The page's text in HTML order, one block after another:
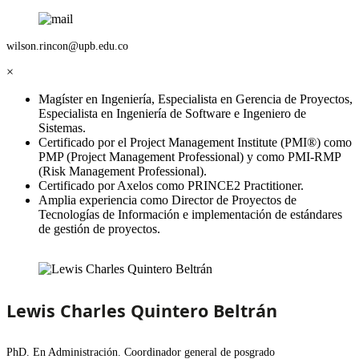
wilson.rincon@upb.edu.co
×
Magíster en Ingeniería, Especialista en Gerencia de Proyectos,
Especialista en Ingeniería de Software e Ingeniero de
Sistemas.
Certificado por el Project Management Institute (PMI®) como
PMP (Project Management Professional) y como PMI-RMP
(Risk Management Professional).
Certificado por Axelos como PRINCE2 Practitioner.
Amplia experiencia como Director de Proyectos de
Tecnologías de Información e implementación de estándares
de gestión de proyectos.
Lewis Charles Quintero Beltrán
PhD. En Administración. Coordinador general de posgrado